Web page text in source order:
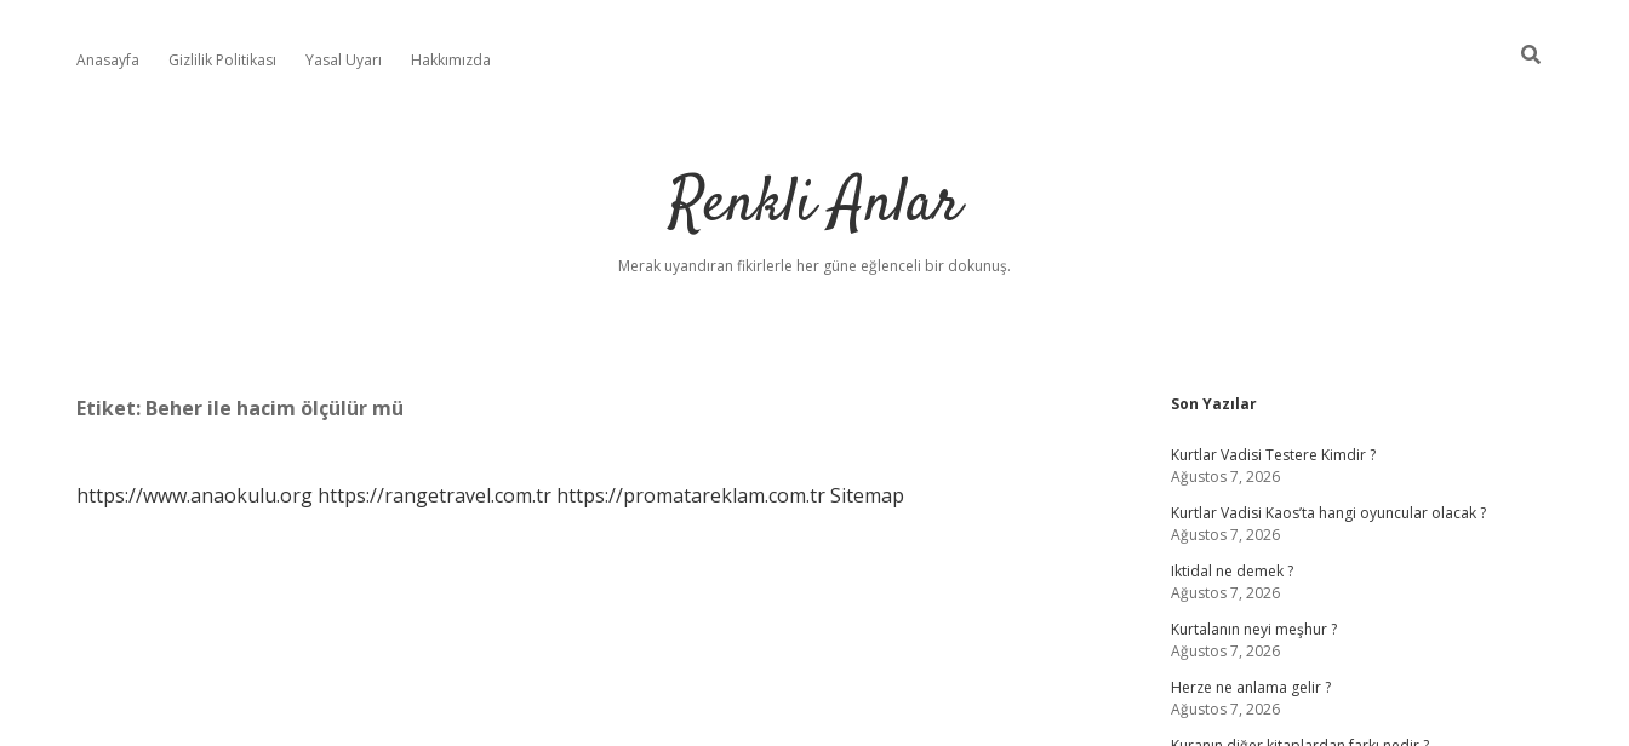
Anasayfa Gizlilik Politikası Yasal Uyarı Hakkımızda
Renkli Anlar
Merak uyandıran fikirlerle her güne eğlenceli bir dokunuş.
Etiket: Beher ile hacim ölçülür mü
https://www.anaokulu.org https://rangetravel.com.tr https://promatareklam.com.trSitemap
Sidebar
Son Yazılar
Kurtlar Vadisi Testere Kimdir ?
Ağustos 7, 2026
Kurtlar Vadisi Kaos’ta hangi oyuncular olacak ?
Ağustos 7, 2026
Iktidal ne demek ?
Ağustos 7, 2026
Kurtalanın neyi meşhur ?
Ağustos 7, 2026
Herze ne anlama gelir ?
Ağustos 7, 2026